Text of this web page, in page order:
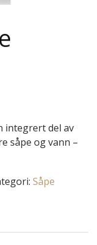
integrert del av
såpe og vann –
Såpe